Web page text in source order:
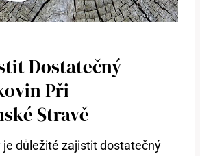
Dostatečný
Při
Stravě
je důležité zajistit dostatečný